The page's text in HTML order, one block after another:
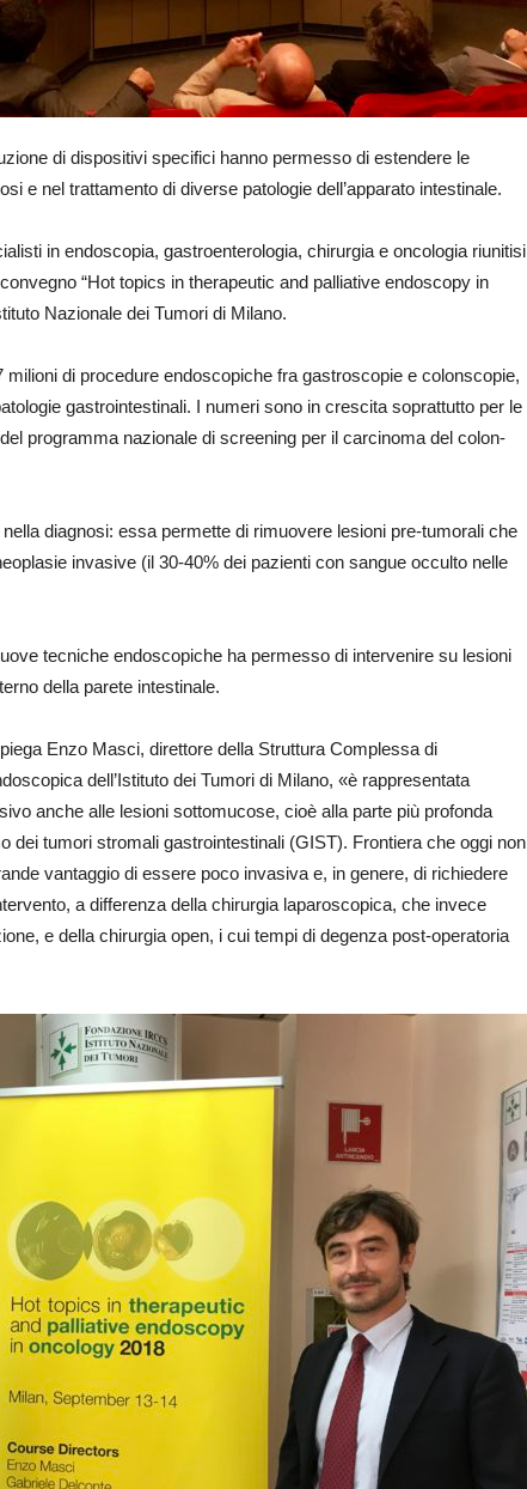
di dispositivi specifici hanno permesso di estendere le
e nel trattamento di diverse patologie dell’apparato intestinale.
in endoscopia, gastroenterologia, chirurgia e oncologia riunitisi
“Hot topics in therapeutic and palliative endoscopy in
Nazionale dei Tumori di Milano.
milioni di procedure endoscopiche fra gastroscopie e colonscopie,
gastrointestinali. I numeri sono in crescita soprattutto per le
programma nazionale di screening per il carcinoma del colon-
diagnosi: essa permette di rimuovere lesioni pre-tumorali che
invasive (il 30-40% dei pazienti con sangue occulto nelle
tecniche endoscopiche ha permesso di intervenire su lesioni
della parete intestinale.
Enzo Masci, direttore della Struttura Complessa di
dell’Istituto dei Tumori di Milano, «è rappresentata
anche alle lesioni sottomucose, cioè alla parte più profonda
dei tumori stromali gastrointestinali (GIST). Frontiera che oggi non
vantaggio di essere poco invasiva e, in genere, di richiedere
a differenza della chirurgia laparoscopica, che invece
e della chirurgia open, i cui tempi di degenza post-operatoria